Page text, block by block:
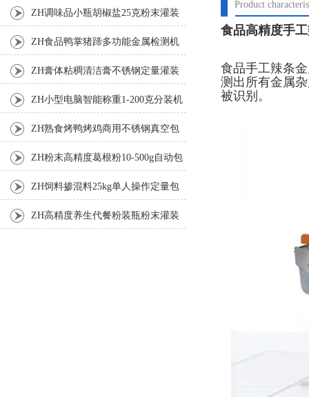
Product
食品高精度手
食品手工辣条
测出所有金属
被识别。
装机 ZH调味品小瓶胡椒盐25克粉末灌装
ZH食品鸭掌猪蹄多功能金属检测机
ZH膏体粘稠清洁膏不锈钢定量灌装
机厂家 ZH小型电脑智能称重1-200克分装机
ZH熟食烤鸭烤鸡商用不锈钢真空包
装机 ZH粉末高精度葛根粉10-500g自动包
装机 ZH饲料掺混料25kg单人操作定量包
装机 ZH高精度养生代餐粉装瓶粉末灌装